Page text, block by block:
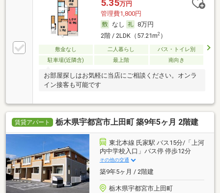
5.35万円
管理費1,800円
なし
8万円
2階 / 2LDK（57.21m2）
敷金なし 二人暮らし
バス・トイレ別
駐車場(近隣含)
最上階 南向き
お部屋探しはお気軽に当店にご相談ください。オンラ
イン接客も可能です
賃貸アパート 栃木県宇都宮市上田町 築9年5ヶ月 2階建
東北本線 氏家駅 バス15分/「上河
内中学校入口」バス停 停歩12分
その他の交通
築9年5ヶ月 / 2階建
栃木県宇都宮市上田町